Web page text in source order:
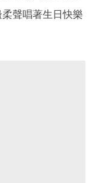
聲唱著生日快樂